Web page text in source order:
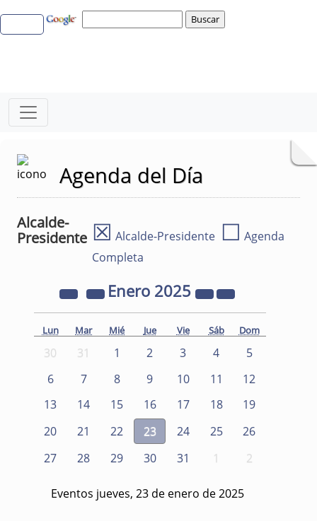
Agenda del Día
Alcalde-
Presidente ☒ Alcalde-Presidente ☐ Agenda
Completa
Enero 2025
Lun Mar Mié Jue Vie Sáb Dom
30 31 1 2 3 4
5
6
7 8 9 10 11
12
13
14 15 16 17 18
19
20
21 22 23 24 25
26
27
28 29 30 31 1 2
Eventos jueves, 23 de enero de 2025